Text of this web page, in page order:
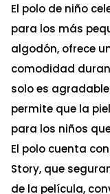
El polo de niño
para los más
algodón, ofrece
comodidad
solo es
permite que la
para los niños
El polo cuenta
Story, que
de la película,